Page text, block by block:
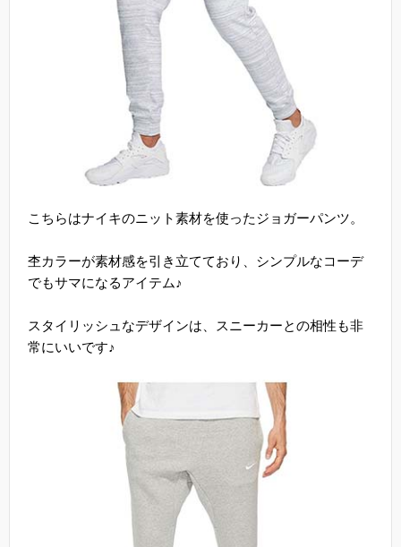
こちらはナイキのニット素材を使ったジョガーパンツ。
杢カラーが素材感を引き立てており、シンプルなコーデ
でもサマになるアイテム♪
スタイリッシュなデザインは、スニーカーとの相性も非
常にいいです♪